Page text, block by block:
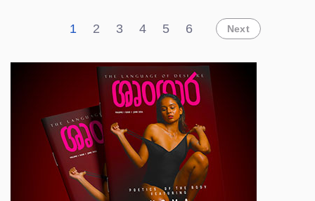
1 2 3 4 5 6 Next